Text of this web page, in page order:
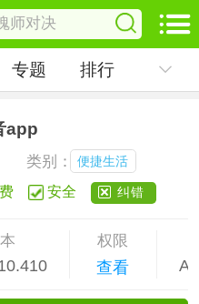
专题 排行
app
类别： 便捷生活
安全 纠错
权限
查看